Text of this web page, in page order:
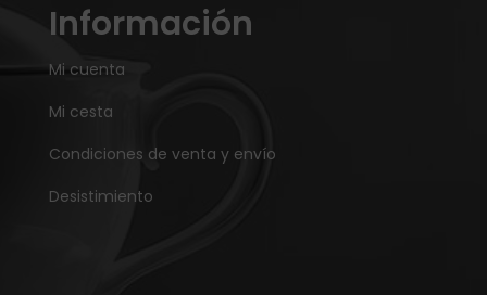
Información
Mi cuenta
Mi cesta
Condiciones de venta y envío
Desistimiento